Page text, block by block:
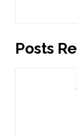
Posts